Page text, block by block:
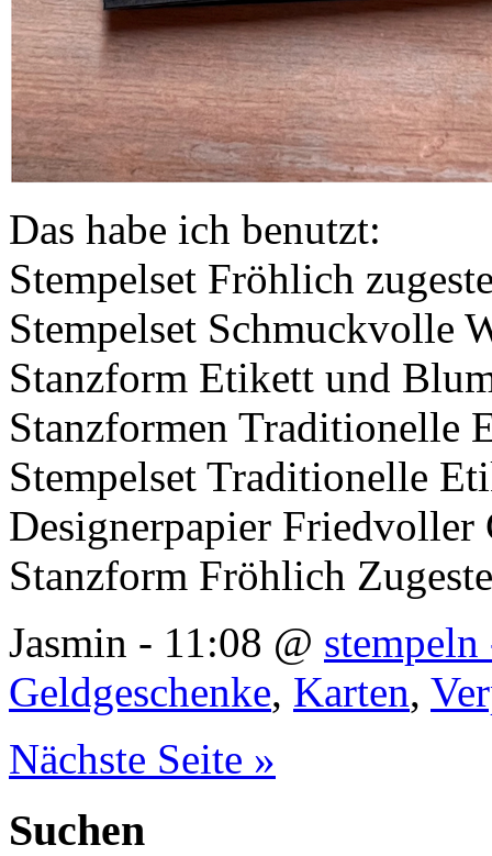
Das habe ich benutzt:
Stempelset Fröhlich
Stempelset Schmuckvolle
Stanzform Etikett und
Stanzformen Traditionelle
Stempelset Traditionelle
Designerpapier Friedvoller
Stanzform Fröhlich
Jasmin - 11:08 @
Geldgeschenke, Karten,
Nächste Seite »
Suchen